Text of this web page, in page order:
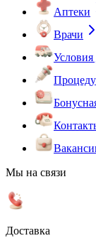
Аптеки
Врачи
Условия
Мы на связи
Доставка